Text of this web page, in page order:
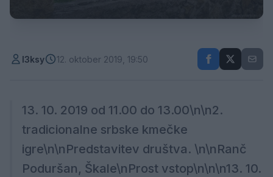
l3ksy 12. oktober 2019, 19:50
13. 10. 2019 od 11.00 do 13.00\n\n2.
tradicionalne srbske kmečke
igre\n\nPredstavitev društva. \n\nRanč
Poduršan, Škale\nProst vstop\n\n\n13. 10.